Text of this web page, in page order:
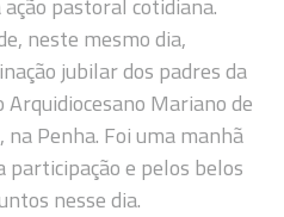
neste mesmo dia,
jubilar dos padres da
Mariano de
na Penha. Foi uma manhã
participação e pelos belos
nesse dia.